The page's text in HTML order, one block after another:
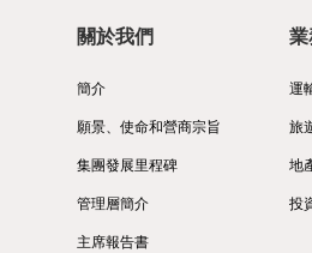
關於我們
簡介
願景、使命和營商宗旨
集團發展里程碑
管理層簡介
主席報告書
運
旅
地
投